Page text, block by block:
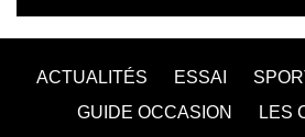
ACTUALITÉS ESSAI
GUIDE OCCASION
LES